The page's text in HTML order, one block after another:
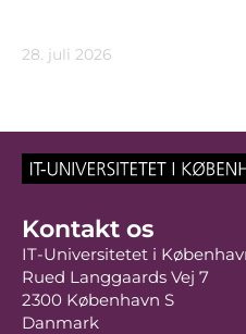
28. juli 2026
Kontakt os
IT-Universitetet i
Rued Langgaards Vej 7
2300 København S
Danmark